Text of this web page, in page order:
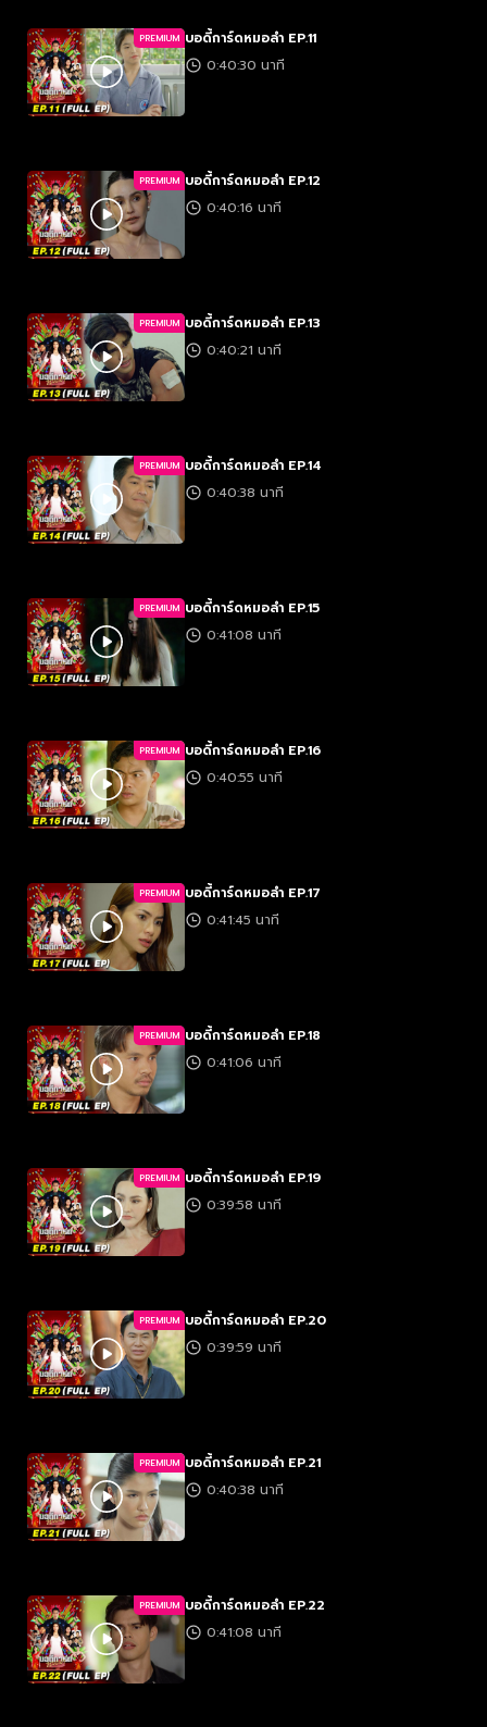
PREMIUM บอดี้การ์ดหมอลำ EP.11
0:40:30 นาที
PREMIUM บอดี้การ์ดหมอลำ EP.12
0:40:16 นาที
PREMIUM บอดี้การ์ดหมอลำ EP.13
0:40:21 นาที
PREMIUM บอดี้การ์ดหมอลำ EP.14
0:40:38 นาที
PREMIUM บอดี้การ์ดหมอลำ EP.15
0:41:08 นาที
PREMIUM บอดี้การ์ดหมอลำ EP.16
0:40:55 นาที
PREMIUM บอดี้การ์ดหมอลำ EP.17
0:41:45 นาที
PREMIUM บอดี้การ์ดหมอลำ EP.18
0:41:06 นาที
PREMIUM บอดี้การ์ดหมอลำ EP.19
0:39:58 นาที
PREMIUM บอดี้การ์ดหมอลำ EP.20
0:39:59 นาที
PREMIUM บอดี้การ์ดหมอลำ EP.21
0:40:38 นาที
PREMIUM บอดี้การ์ดหมอลำ EP.22
0:41:08 นาที